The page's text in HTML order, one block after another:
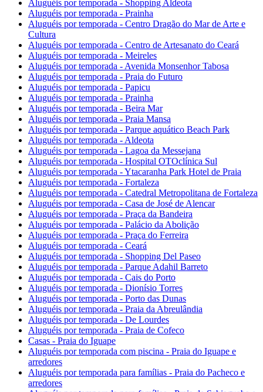
Aluguéis por temporada - Shopping Aldeota
Aluguéis por temporada - Prainha
Aluguéis por temporada - Centro Dragão do Mar de Arte e
Cultura
Aluguéis por temporada - Centro de Artesanato do Ceará
Aluguéis por temporada - Meireles
Aluguéis por temporada - Avenida Monsenhor Tabosa
Aluguéis por temporada - Praia do Futuro
Aluguéis por temporada - Papicu
Aluguéis por temporada - Prainha
Aluguéis por temporada - Beira Mar
Aluguéis por temporada - Praia Mansa
Aluguéis por temporada - Parque aquático Beach Park
Aluguéis por temporada - Aldeota
Aluguéis por temporada - Lagoa da Messejana
Aluguéis por temporada - Hospital OTOclínica Sul
Aluguéis por temporada - Ytacaranha Park Hotel de Praia
Aluguéis por temporada - Fortaleza
Aluguéis por temporada - Catedral Metropolitana de Fortaleza
Aluguéis por temporada - Casa de José de Alencar
Aluguéis por temporada - Praça da Bandeira
Aluguéis por temporada - Palácio da Abolição
Aluguéis por temporada - Praça do Ferreira
Aluguéis por temporada - Ceará
Aluguéis por temporada - Shopping Del Paseo
Aluguéis por temporada - Parque Adahil Barreto
Aluguéis por temporada - Cais do Porto
Aluguéis por temporada - Dionísio Torres
Aluguéis por temporada - Porto das Dunas
Aluguéis por temporada - Praia da Abreulândia
Aluguéis por temporada - De Lourdes
Aluguéis por temporada - Praia de Cofeco
Casas - Praia do Iguape
Aluguéis por temporada com piscina - Praia do Iguape e
arredores
Aluguéis por temporada para famílias - Praia do Pacheco e
arredores